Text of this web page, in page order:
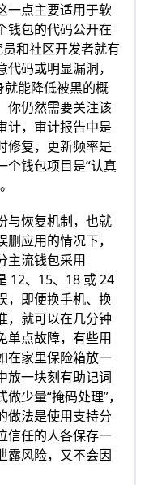
一点主要适用于软
钱包的代码公开在
和社区开发者就有
码或明显漏洞，
就能降低被黑的概
你仍然需要关注该
计，审计报告中是
修复，更新频率是
个钱包项目是“认真
与恢复机制，也就
应用的情况下，
主流钱包采用
12、15、18 或 24
，即便换手机、换
，就可以在几分钟
单点故障，有些用
在家里保险箱放一
放一块刻有助记词
少量“掩码处理”，
做法是使用支持分
信任的人各保存一
露风险，又不会因